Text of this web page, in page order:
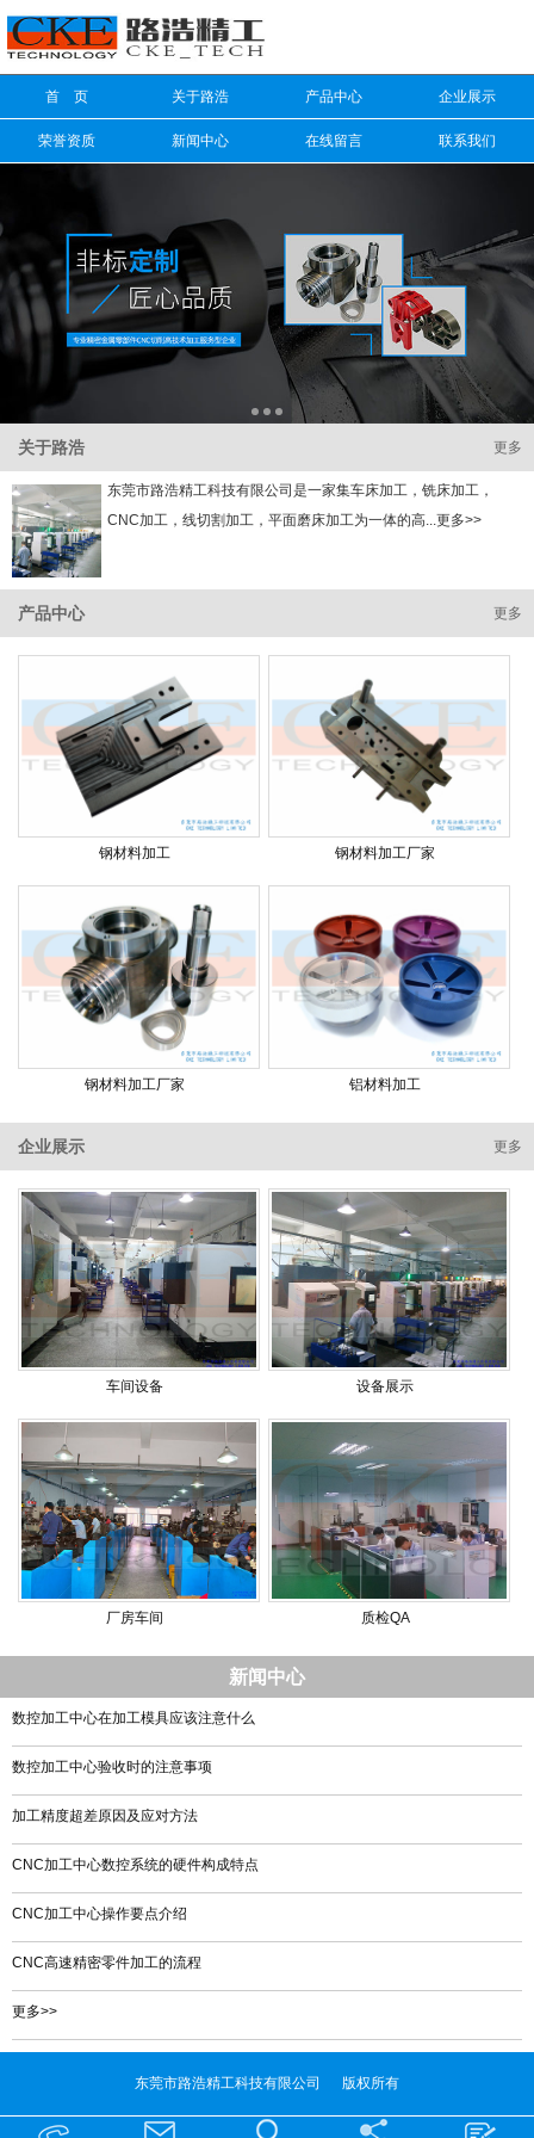
首 页 关于路浩 产品中心 企业展示
荣誉资质 新闻中心 在线留言 联系我们
更多
关于路浩
东莞市路浩精工科技有限公司是一家集车床加工，铣床加工，
CNC加工，线切割加工，平面磨床加工为一体的高...更多>>
更多
产品中心
钢材料加工 钢材料加工厂家
钢材料加工厂家 铝材料加工
更多
企业展示
车间设备 设备展示
厂房车间 质检QA
新闻中心
数控加工中心在加工模具应该注意什么
数控加工中心验收时的注意事项
加工精度超差原因及应对方法
CNC加工中心数控系统的硬件构成特点
CNC加工中心操作要点介绍
CNC高速精密零件加工的流程
更多>>
东莞市路浩精工科技有限公司 版权所有
信息搜索